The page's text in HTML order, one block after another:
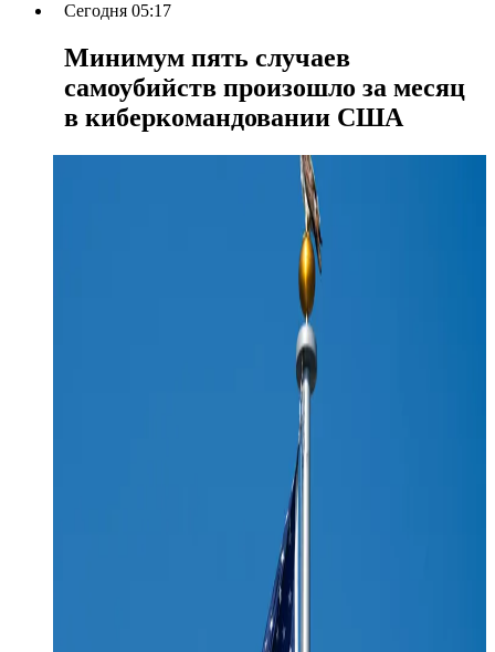
Сегодня 05:17
Минимум пять случаев
самоубийств произошло за месяц
в киберкомандовании США